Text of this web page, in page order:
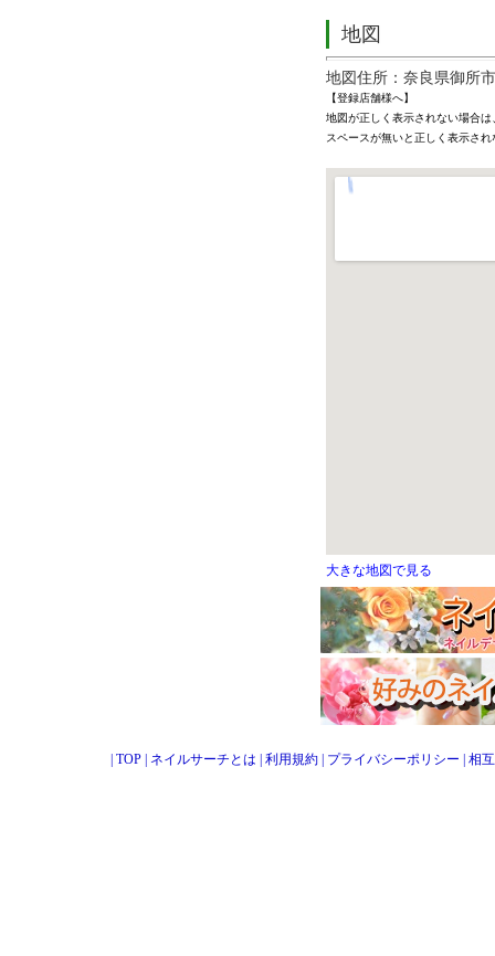
地図
地図住所：奈良県御所
【登録店舗様へ】
地図が正しく表示されない場合
スペースが無いと正しく表示さ
大きな地図で見る
TOP ネイルサーチとは 利用規約 プライバシーポリシー 相